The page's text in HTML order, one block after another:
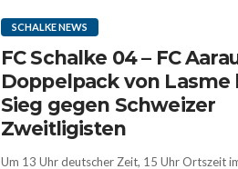
SCHALKE NEWS
FC Schalke 04 – FC
Doppelpack von Lasme
Sieg gegen Schweizer
Zweitligisten
Um 13 Uhr deutscher Zeit, 15 Uhr Ortszeit